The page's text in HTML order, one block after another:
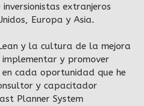
extranjeros
Europa y Asia.
y la cultura de la mejora
y promover
en cada oportunidad que he
y capacitador
Planner System